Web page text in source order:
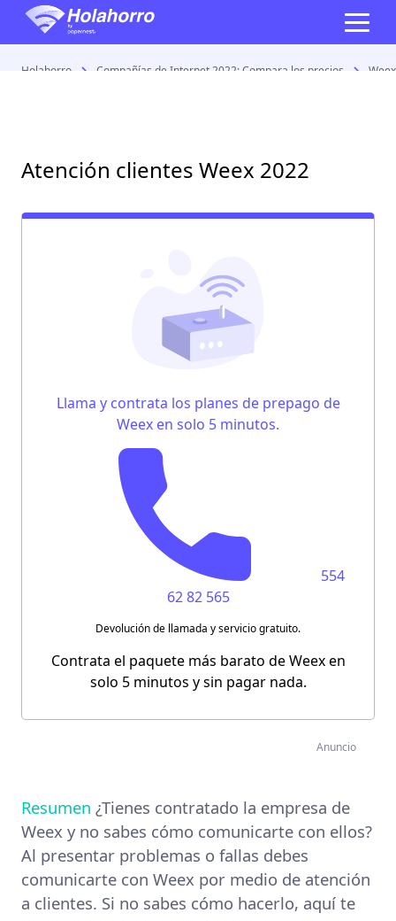
Holahorro Compañías de Internet 2022: Compara los precios
Atención clientes Weex 2022
Llama y contrata los planes de prepago de
Weex en solo 5 minutos.
554
62 82 565
Devolución de llamada y servicio gratuito.
Contrata el paquete más barato de Weex en
solo 5 minutos y sin pagar nada.
Anuncio
Resumen ¿Tienes contratado la empresa de
Weex y no sabes cómo comunicarte con ellos?
Al presentar problemas o fallas debes
comunicarte con Weex por medio de atención
a clientes. Si no sabes cómo hacerlo, aquí te